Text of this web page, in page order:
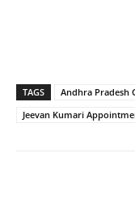
TAGS Andhra Pradesh
Jeevan Kumari